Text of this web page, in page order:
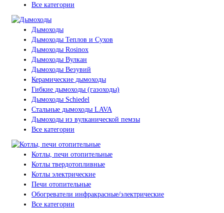
Все категории
Дымоходы
Дымоходы Теплов и Сухов
Дымоходы Rosinox
Дымоходы Вулкан
Дымоходы Везувий
Керамические дымоходы
Гибкие дымоходы (газоходы)
Дымоходы Schiedel
Стальные дымоходы LAVA
Дымоходы из вулканической пемзы
Все категории
Котлы, печи отопительные
Котлы твердотопливные
Котлы электрические
Печи отопительные
Обогреватели инфракрасные/электрические
Все категории